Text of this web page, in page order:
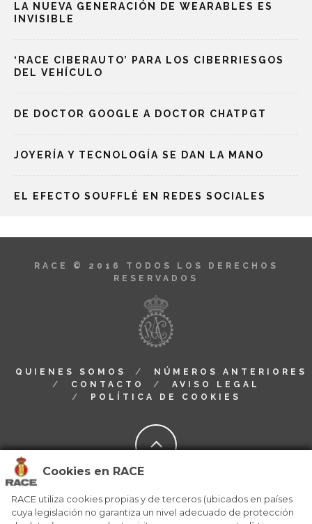
Cookies en RACE
RACE utiliza cookies propias y de terceros (ubicados en países
cuya legislación no garantiza un nivel adecuado de protección
LA NUEVA GENERACIÓN DE WEARABLES ES
INVISIBLE
‘RACE CIBERAUTO’ PARA LOS CIBERRIESGOS
DEL VEHÍCULO
DE DOCTOR GOOGLE A DOCTOR CHATPGT
JOYERÍA Y TECNOLOGÍA SE DAN LA MANO
EL EFECTO SOUFFLÉ EN REDES SOCIALES
RACE © 2016
TODOS LOS DERECHOS
RESERVADOS
QUIENES SOMOS
NÚMEROS ANTERIORES
CONTACTO
AVISO LEGAL
POLÍTICA DE COOKIES